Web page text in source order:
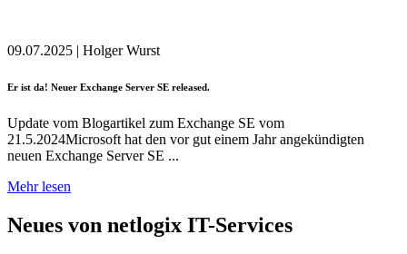
09.07.2025 | Holger Wurst
Er ist da! Neuer Exchange Server SE released.
Update vom Blogartikel zum Exchange SE vom
21.5.2024Microsoft hat den vor gut einem Jahr angekündigten
neuen Exchange Server SE ...
Mehr lesen
Neues von netlogix IT-Services